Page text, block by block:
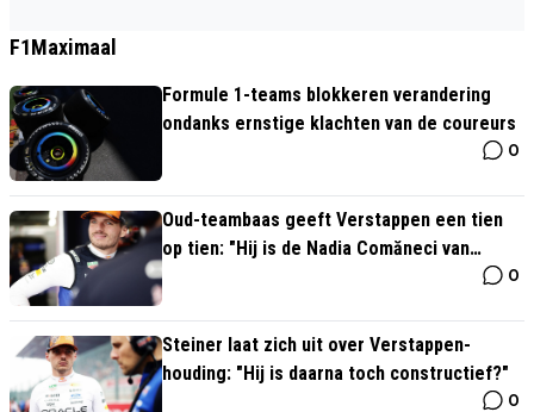
F1Maximaal
Formule 1-teams blokkeren verandering
ondanks ernstige klachten van de coureurs
0
Oud-teambaas geeft Verstappen een tien
op tien: "Hij is de Nadia Comăneci van
0
Steiner laat zich uit over Verstappen-
houding: "Hij is daarna toch constructief?"
0